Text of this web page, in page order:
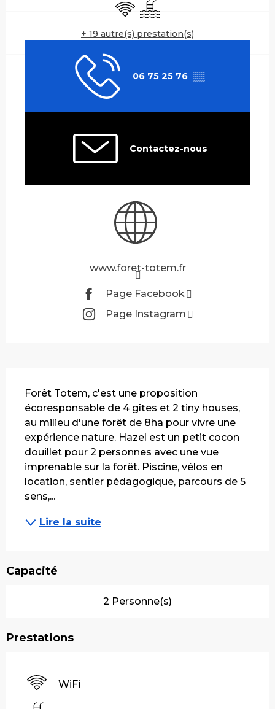
WiFi Piscine
+ 19 autre(s) prestation(s)
06 75 25 76 ▒▒
Contactez-nous
www.foret-totem.fr
Page Facebook
Page Instagram
Forêt Totem, c'est une proposition
écoresponsable de 4 gîtes et 2 tiny houses,
au milieu d'une forêt de 8ha pour vivre une
expérience nature. Hazel est un petit cocon
douillet pour 2 personnes avec une vue
imprenable sur la forêt. Piscine, vélos en
location, sentier pédagogique, parcours de 5
sens,...
Lire la suite
Capacité
2 Personne(s)
Prestations
WiFi